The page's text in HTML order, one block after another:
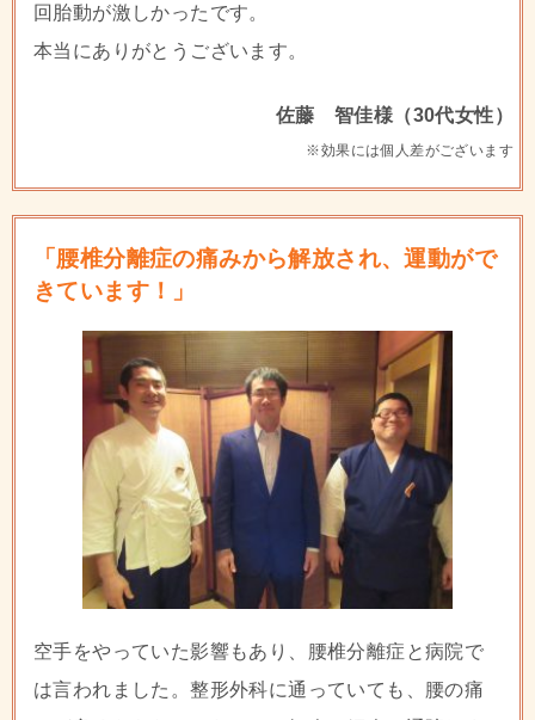
回胎動が激しかったです。
本当にありがとうございます。
佐藤 智佳様（30代女性）
※効果には個人差がございます
「腰椎分離症の痛みから解放され、運動がで
きています！」
空手をやっていた影響もあり、腰椎分離症と病院で
は言われました。整形外科に通っていても、腰の痛